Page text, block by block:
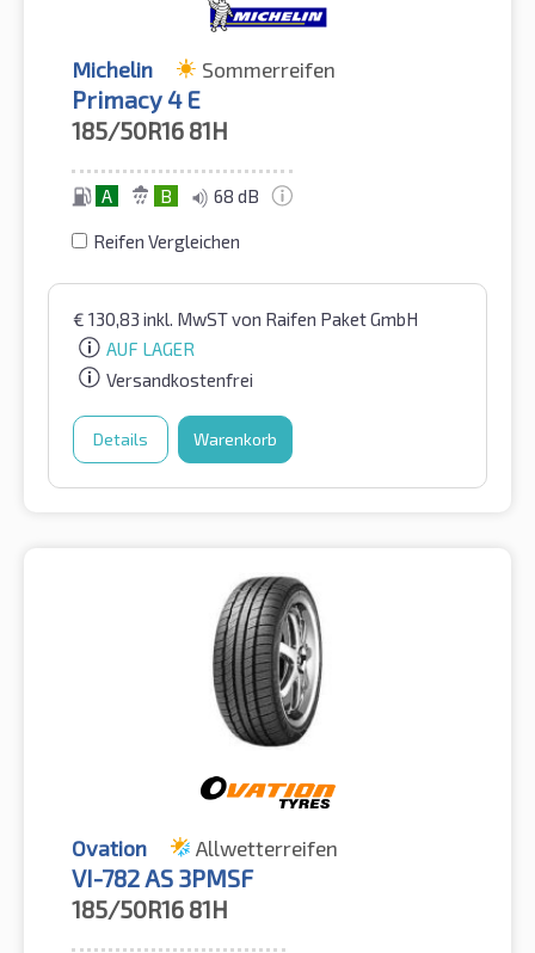
Michelin Sommerreifen
Primacy 4 E
185/50R16 81H
A B 68 dB
Reifen Vergleichen
€ 130,83 inkl. MwSTvon Raifen Paket GmbH
AUF LAGER
Versandkostenfrei
Details Warenkorb
Ovation Allwetterreifen
VI-782 AS 3PMSF
185/50R16 81H